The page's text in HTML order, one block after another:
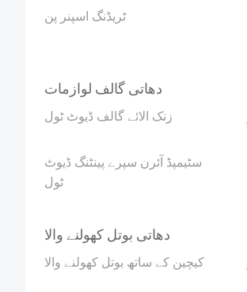
ٹریڈنگ اسپنر پن
دھاتی گالف لوازمات
زنک الائے گالف ڈیوٹ ٹول
سٹیمپڈ آئرن سپرے پینٹنگ ڈیوٹ
ٹول
دھاتی بوتل کھولنے والا
کیچین کے ساتھ بوتل کھولنے والا